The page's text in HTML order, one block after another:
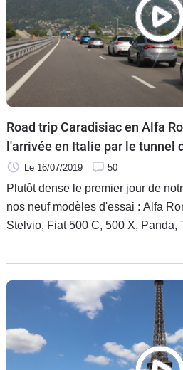
Road trip Caradisiac en Alfa
l'arrivée en Italie par le tunnel
(vidéo)Le 16/07/2019 50
Plutôt dense le premier jour de
nos neuf modèles d'essai : Alfa
Stelvio, Fiat 500 C, 500 X, Panda,
la fameux tunnel du Mont-Blanc.
jambe et de constater si besoin
montures étaient différentes.